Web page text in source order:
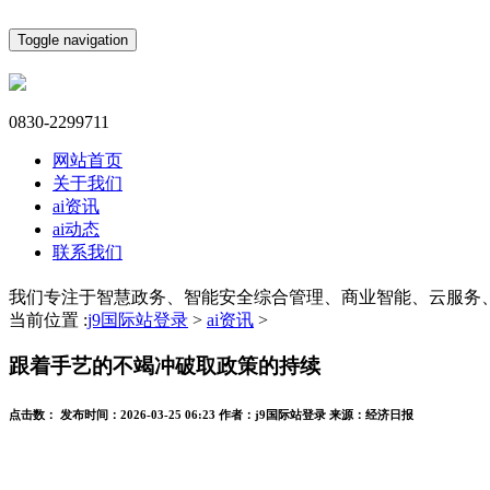
Toggle navigation
0830-2299711
网站首页
关于我们
ai资讯
ai动态
联系我们
我们专注于智慧政务、智能安全综合管理、商业智能、云服务
当前位置 :j9国际站登录 > ai资讯 >
跟着手艺的不竭冲破取政策的持续
点击数： 发布时间： 2026-03-25 06:23 作者： j9国际站登录 来源： 经济日报